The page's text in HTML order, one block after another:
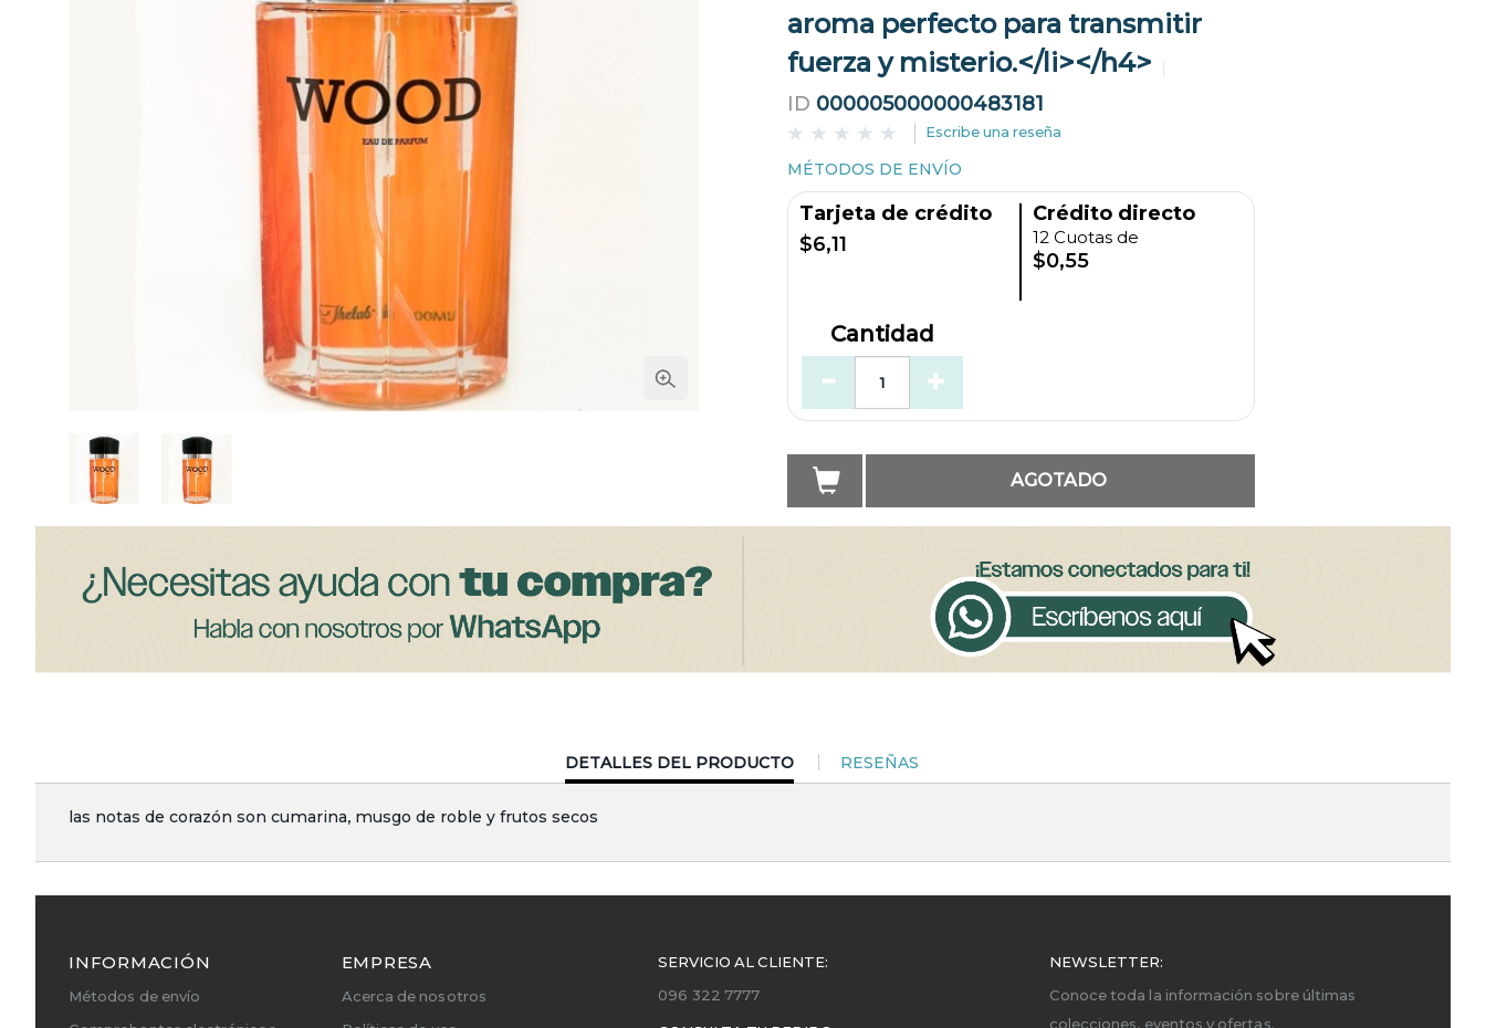
aroma perfecto para transmitir
fuerza y misterio.</li></h4>
ID 000005000000483181
Escribe una reseña
MÉTODOS DE ENVÍO
Tarjeta de crédito
$6,11
Crédito directo
12 Cuotas de
$0,55
Cantidad
AGOTADO
CURRENT
TAB:
DETALLES DEL PRODUCTO RESEÑAS
las notas de corazón son cumarina, musgo de roble y frutos secos
INFORMACIÓN
Métodos de envío
EMPRESA
Acerca de nosotros
SERVICIO AL CLIENTE:
096 322 7777
NEWSLETTER:
Conoce toda la información sobre últimas
colecciones, eventos y ofertas.